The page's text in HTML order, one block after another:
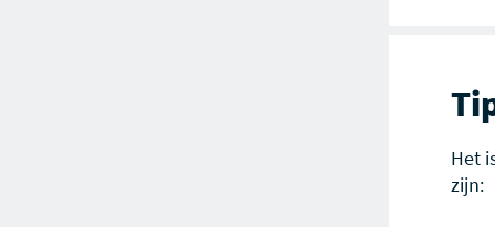
Het
zijn: